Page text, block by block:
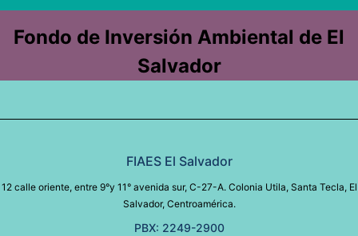
Fondo de Inversión Ambiental de El
Salvador
FIAES El Salvador
12 calle oriente, entre 9°y 11° avenida sur, C-27-A. Colonia Utila, Santa Tecla, El
Salvador, Centroamérica.
PBX: 2249-2900